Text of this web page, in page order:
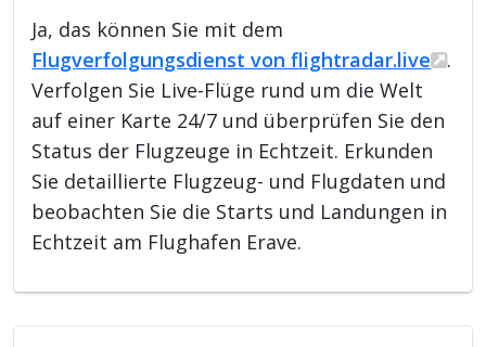
Ja, das können Sie mit dem
Flugverfolgungsdienst von flightradar.live
.
Verfolgen Sie Live-Flüge rund um die Welt
auf einer Karte 24/7 und überprüfen Sie den
Status der Flugzeuge in Echtzeit. Erkunden
Sie detaillierte Flugzeug- und Flugdaten und
beobachten Sie die Starts und Landungen in
Echtzeit am Flughafen Erave.